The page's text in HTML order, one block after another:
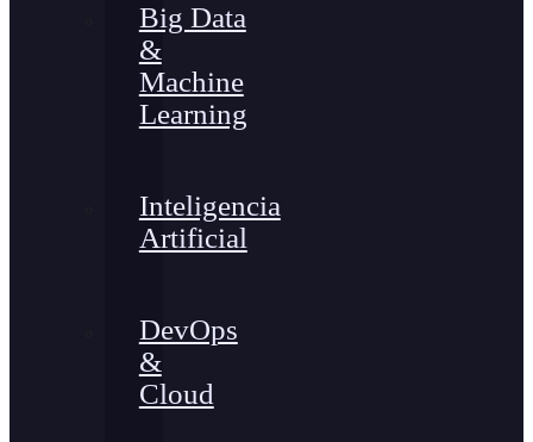
Big Data
&
Machine
Learning
Inteligencia
Artificial
DevOps
&
Cloud